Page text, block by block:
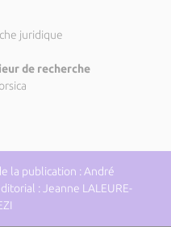
juridique
de recherche
la publication : André
: Jeanne LALEURE-